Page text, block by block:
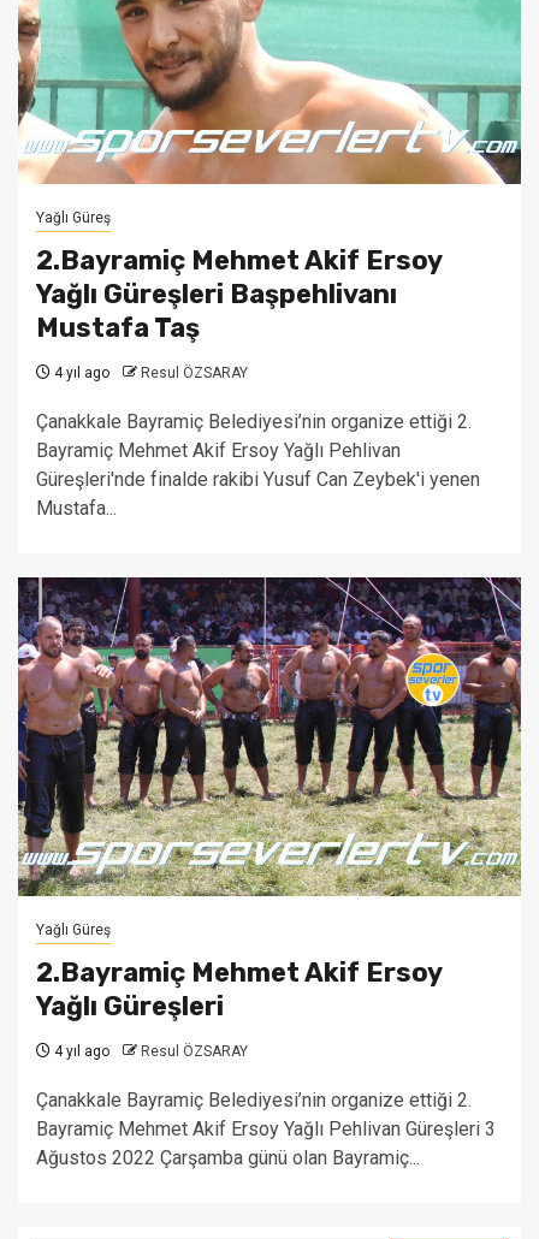
Yağlı Güreş
2.Bayramiç Mehmet Akif Ersoy
Yağlı Güreşleri Başpehlivanı
Mustafa Taş
4 yıl ago Resul ÖZSARAY
Çanakkale Bayramiç Belediyesi’nin organize ettiği 2.
Bayramiç Mehmet Akif Ersoy Yağlı Pehlivan
Güreşleri'nde finalde rakibi Yusuf Can Zeybek'i yenen
Mustafa...
Yağlı Güreş
2.Bayramiç Mehmet Akif Ersoy
Yağlı Güreşleri
4 yıl ago Resul ÖZSARAY
Çanakkale Bayramiç Belediyesi’nin organize ettiği 2.
Bayramiç Mehmet Akif Ersoy Yağlı Pehlivan Güreşleri 3
Ağustos 2022 Çarşamba günü olan Bayramiç...